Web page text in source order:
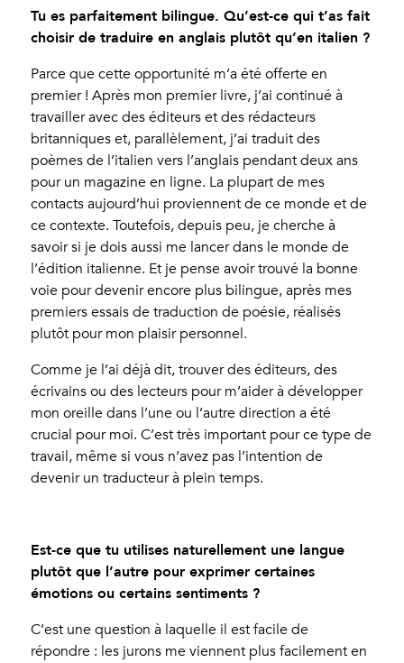
Tu es parfaitement bilingue. Qu’est-ce qui t’as fait
choisir de traduire en anglais plutôt qu’en italien ?
Parce que cette opportunité m’a été offerte en
premier ! Après mon premier livre, j’ai continué à
travailler avec des éditeurs et des rédacteurs
britanniques et, parallèlement, j’ai traduit des
poèmes de l’italien vers l’anglais pendant deux ans
pour un magazine en ligne. La plupart de mes
contacts aujourd’hui proviennent de ce monde et de
ce contexte. Toutefois, depuis peu, je cherche à
savoir si je dois aussi me lancer dans le monde de
l’édition italienne. Et je pense avoir trouvé la bonne
voie pour devenir encore plus bilingue, après mes
premiers essais de traduction de poésie, réalisés
plutôt pour mon plaisir personnel.
Comme je l’ai déjà dit, trouver des éditeurs, des
écrivains ou des lecteurs pour m’aider à développer
mon oreille dans l’une ou l’autre direction a été
crucial pour moi. C’est très important pour ce type de
travail, même si vous n’avez pas l’intention de
devenir un traducteur à plein temps.
Est-ce que tu utilises naturellement une langue
plutôt que l’autre pour exprimer certaines
émotions ou certains sentiments ?
C’est une question à laquelle il est facile de
répondre : les jurons me viennent plus facilement en